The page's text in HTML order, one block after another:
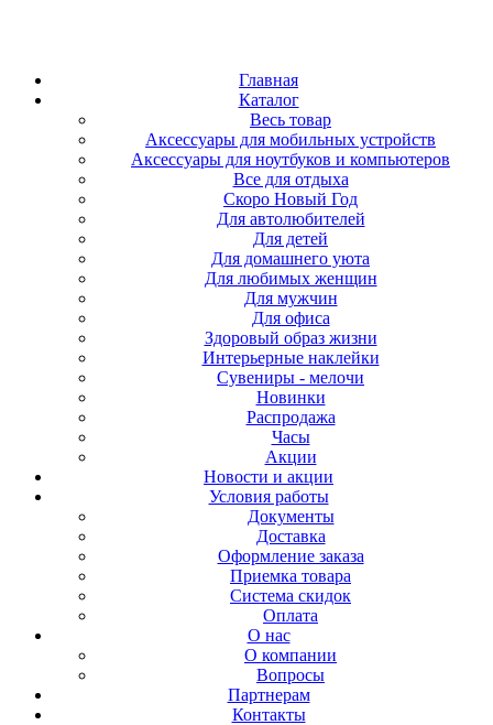
Главная
Каталог
Весь товар
Аксессуары для мобильных устройств
Аксессуары для ноутбуков и компьютеров
Все для отдыха
Скоро Новый Год
Для автолюбителей
Для детей
Для домашнего уюта
Для любимых женщин
Для мужчин
Для офиса
Здоровый образ жизни
Интерьерные наклейки
Сувениры - мелочи
Новинки
Распродажа
Часы
Акции
Новости и акции
Условия работы
Документы
Доставка
Оформление заказа
Приемка товара
Система скидок
Оплата
О нас
О компании
Вопросы
Партнерам
Контакты